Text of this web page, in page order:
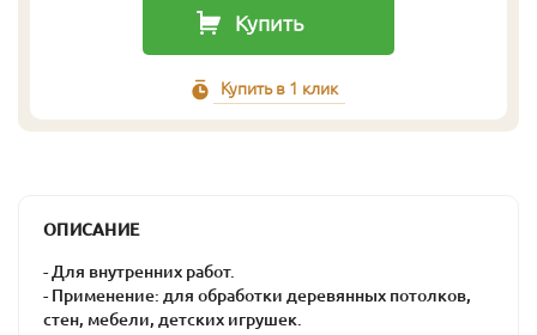
Купить
Купить в 1 клик
ОПИСАНИЕ
- Для внутренних работ.
- Применение: для обработки деревянных потолков,
стен, мебели, детских игрушек.